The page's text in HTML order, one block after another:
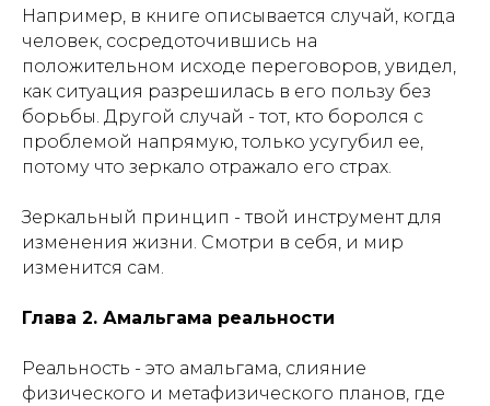
Например, в книге описывается случай, когда
человек, сосредоточившись на
положительном исходе переговоров, увидел,
как ситуация разрешилась в его пользу без
борьбы. Другой случай - тот, кто боролся с
проблемой напрямую, только усугубил ее,
потому что зеркало отражало его страх.
Зеркальный принцип - твой инструмент для
изменения жизни. Смотри в себя, и мир
изменится сам.
Глава 2. Амальгама реальности
Реальность - это амальгама, слияние
физического и метафизического планов, где